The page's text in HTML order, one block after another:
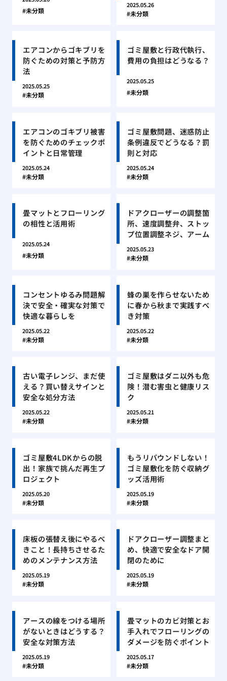
未分類
2025.05.26
未分類
エアコンからゴキブリを
防ぐための対策と予防方
法
2025.05.25
未分類
ゴミ屋敷と行政代執行、
費用の負担はどうなる？
2025.05.25
未分類
エアコンのゴキブリ被害
を防ぐためのチェックポ
イントと日常管理
2025.05.24
未分類
ゴミ屋敷問題、迷惑防止
条例違反でどうなる？罰
則と対応
2025.05.24
未分類
畳マットとフローリング
の相性と活用術
2025.05.24
未分類
ドアクローザーの調整箇
所、速度調整弁、ストッ
プ位置調整ネジ、アーム
2025.05.23
未分類
コンセントゆるみ問題解
決で安全・確実な対策で
快適な暮らしを
2025.05.22
未分類
蜂の巣を作らせないため
に春から秋まで実践すべ
き対策
2025.05.22
未分類
古い電子レンジ、まだ使
える？買い替えサインと
安全な処分方法
2025.05.22
未分類
ゴミ屋敷はダニ以外も危
険！潜む害虫と健康リス
ク
2025.05.21
未分類
ゴミ屋敷4LDKからの脱
出！家族で挑んだ再生プ
ロジェクト
2025.05.20
未分類
もうリバウンドしない！
ゴミ屋敷化を防ぐ収納グ
ッズ活用術
2025.05.19
未分類
床板の張替え後にやるべ
きこと！長持ちさせるた
めのメンテナンス方法
2025.05.19
未分類
ドアクローザー調整まと
め、快適で安全なドア開
閉のために
2025.05.19
未分類
アースの線をつける場所
がないときはどうする？
安全な対策方法
2025.05.19
未分類
畳マットのカビ対策とお
手入れでフローリングの
ダメージを防ぐポイント
2025.05.17
未分類